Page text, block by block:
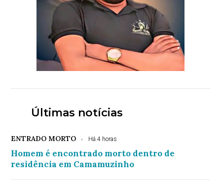
Últimas notícias
ENTRADO MORTO Há 4 horas
Homem é encontrado morto dentro de
residência em Camamuzinho